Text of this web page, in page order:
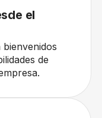
el
bienvenidos
de